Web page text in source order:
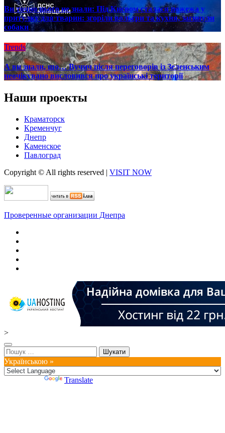
Ви точно цього не знали: Під Києвом сталася пожежа у
притулку для тварин: згоріли вольєри та кухня, загинули
собаки
Trends
А ви знали, що… Вучич після переговорів із Зеленським
неочікувано висловився про українські території
Наши проекты
Краматорск
Кременчуг
Днепр
Каменское
Павлоград
Copyright © All rights reserved | VISIT NOW
Проверенные организации Днепра
>
Пошук:
Українською »
Translate